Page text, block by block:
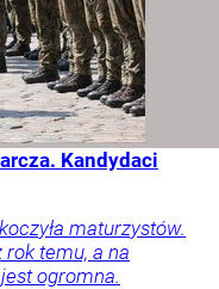
Kandydaci
maturzystów.
temu, a na
ogromna.